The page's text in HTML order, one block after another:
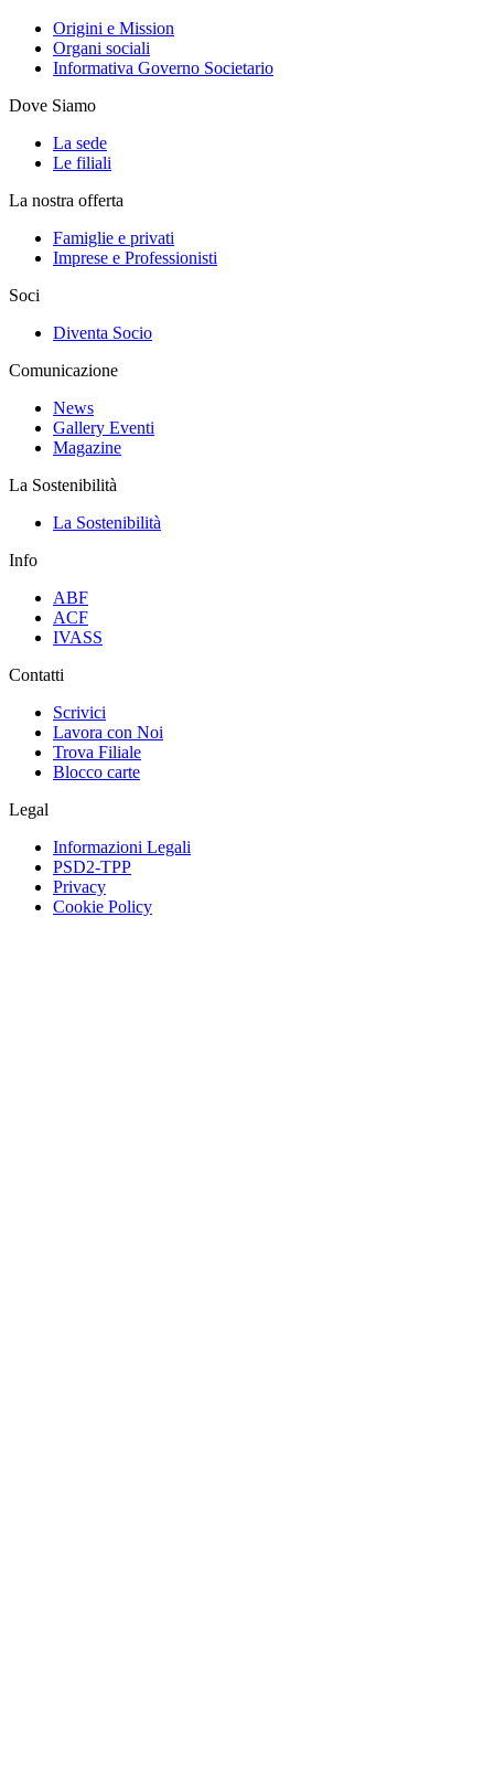
Origini e Mission
Organi sociali
Informativa Governo Societario
Dove Siamo
La sede
Le filiali
La nostra offerta
Famiglie e privati
Imprese e Professionisti
Soci
Diventa Socio
Comunicazione
News
Gallery Eventi
Magazine
La Sostenibilità
La Sostenibilità
Info
ABF
ACF
IVASS
Contatti
Scrivici
Lavora con Noi
Trova Filiale
Blocco carte
Legal
Informazioni Legali
PSD2-TPP
Privacy
Cookie Policy